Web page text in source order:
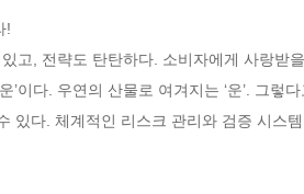
!
고, 전략도 탄탄하다. 소비자에게 사랑받
’이다. 우연의 산물로 여겨지는 ‘운’. 그
있다. 체계적인 리스크 관리와 검증 시스